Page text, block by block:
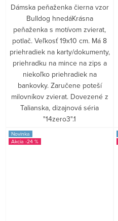
Dámska peňaženka čierna vzor
Bulldog hnedáKrásna
peňaženka s motívom zvierat,
potlač. Veľkosť 19x10 cm. Má 8
priehradiek na karty/dokumenty,
priehradku na mince na zips a
niekoľko priehradiek na
bankovky. Zaručene poteší
milovníkov zvierat. Dovezené z
Talianska, dizajnová séria
"14zero3".1
Novinka
-24 %